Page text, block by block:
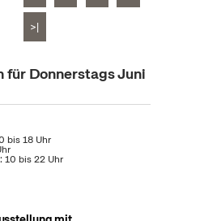
>|
für Donnerstags Juni
bis 18 Uhr
10 bis 22 Uhr